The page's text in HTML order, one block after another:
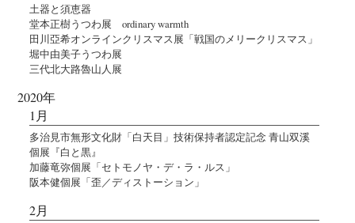
土器と須恵器
堂本正樹うつわ展 ordinary warmth
田川亞希オンラインクリスマス展「戦国のメリークリスマス」
堀中由美子うつわ展
三代北大路魯山人展
2020年
1月
多治見市無形文化財「白天目」技術保持者認定記念 青山双溪
個展『白と黒』
加藤竜弥個展「セトモノヤ・デ・ラ・ルス」
阪本健個展「歪／ディストーション」
2月